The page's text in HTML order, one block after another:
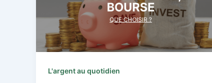
L'argent au quotidien